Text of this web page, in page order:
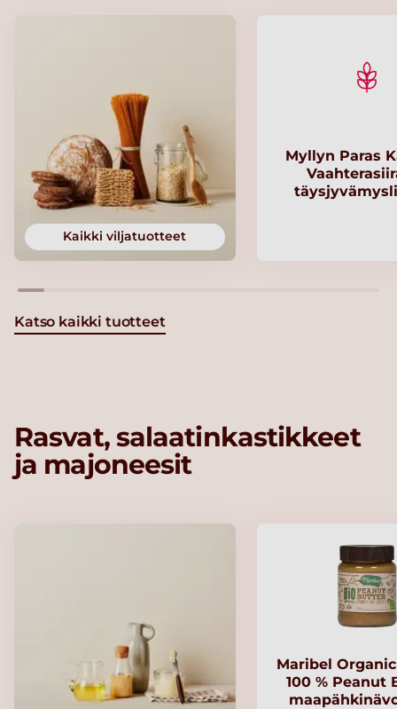
Kaikki viljatuotteet
Myllyn Paras
Katso kaikki tuotteet
Rasvat, salaatinkastikkeet
ja majoneesit
Maribel
100 % Peanut